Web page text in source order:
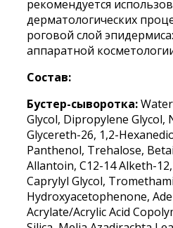
рекомендуется
дерматологических
роговой слой
аппаратной
Состав:
Бустер-сыворотка:
Glycol, Dipropylene Glycol,
Glycereth-26, 1,2-
Panthenol, Trehalose,
Allantoin, C12-14 Alketh-
Caprylyl Glycol,
Hydroxyacetophenone,
Acrylate/Acrylic Acid